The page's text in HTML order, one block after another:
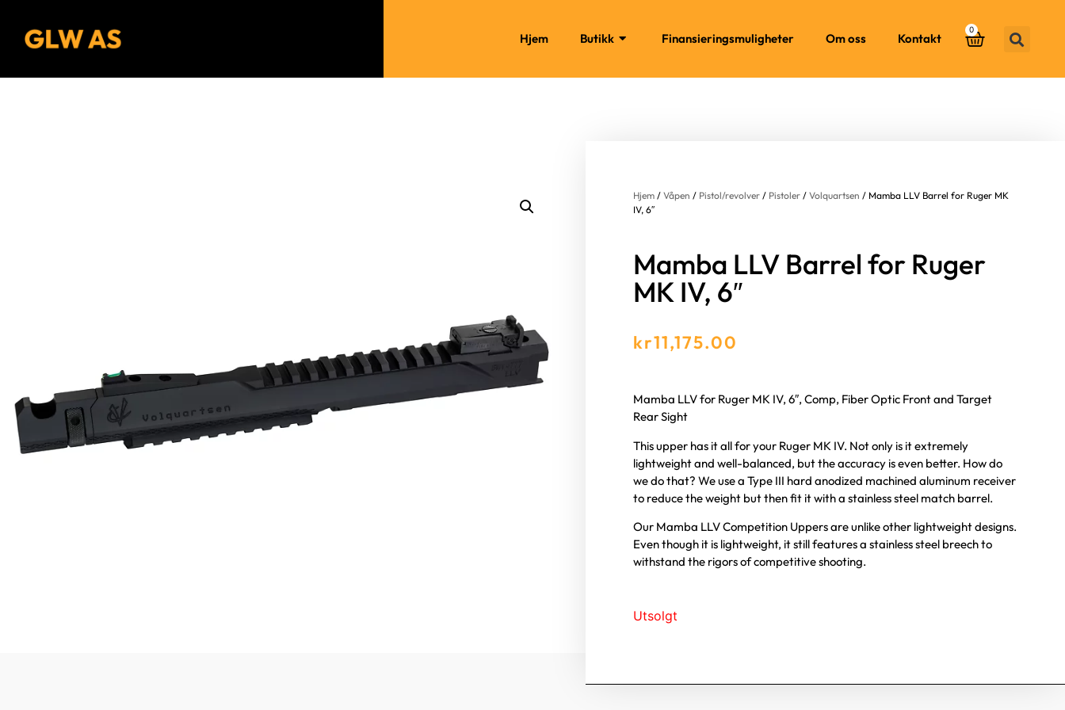
Hjem Butikk Finansieringsmuligheter Om oss Kontakt
0
Hjem /Våpen / Pistol/revolver / Pistoler /Volquartsen / Mamba LLV Barrel for Ruger MK
IV, 6″
Mamba LLV Barrel for Ruger
MK IV, 6″
kr11,175.00
Mamba LLV for Ruger MK IV, 6″, Comp, Fiber Optic Front and Target
Rear Sight
This upper has it all for your Ruger MK IV. Not only is it extremely
lightweight and well-balanced, but the accuracy is even better. How do
we do that? We use a Type III hard anodized machined aluminum receiver
to reduce the weight but then fit it with a stainless steel match barrel.
Our Mamba LLV Competition Uppers are unlike other lightweight designs.
Even though it is lightweight, it still features a stainless steel breech to
withstand the rigors of competitive shooting.
Utsolgt